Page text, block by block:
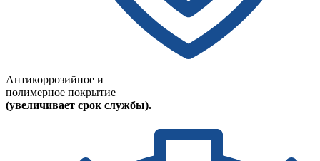
Антикоррозийное и
полимерное покрытие
(увеличивает срок службы).